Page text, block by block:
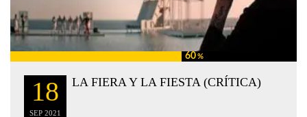
60%
18
SEP 2021
LA FIERA Y LA FIESTA (CRÍTICA)